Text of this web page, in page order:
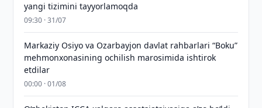
yangi tizimini tayyorlamoqda
09:30 · 31/07
Markaziy Osiyo va Ozarbayjon davlat rahbarlari “Boku”
mehmonxonasining ochilish marosimida ishtirok
etdilar
00:00 · 01/08